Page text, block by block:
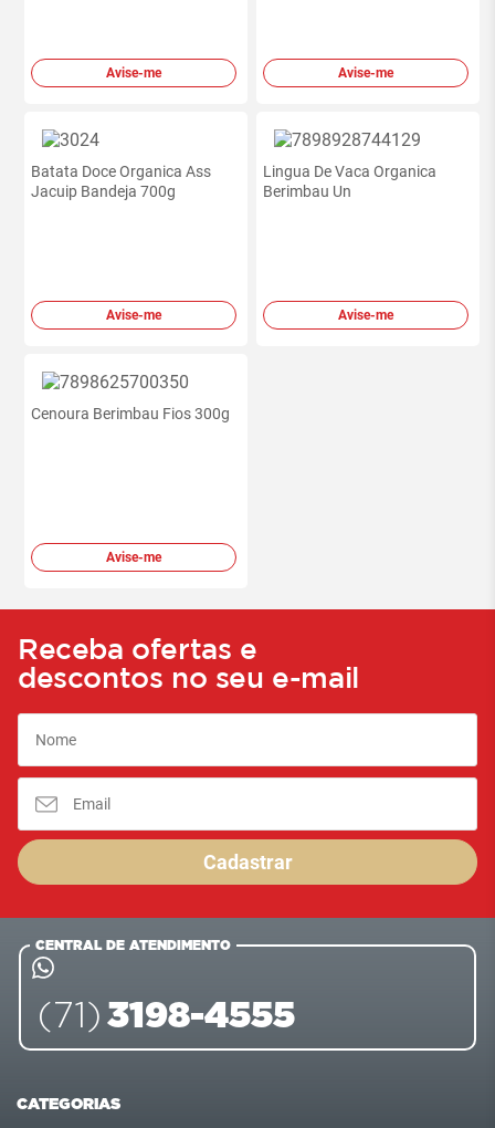
Avise-me Avise-me
Batata Doce Organica Ass
Jacuip Bandeja 700g
Avise-me
Lingua De Vaca Organica
Berimbau Un
Avise-me
Cenoura Berimbau Fios 300g
Avise-me
Receba ofertas e
descontos no seu e-mail
Cadastrar
CENTRAL DE ATENDIMENTO
(71) 3198-4555
CATEGORIAS